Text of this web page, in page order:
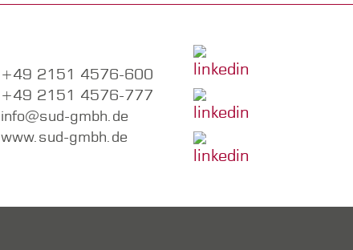
+49 2151 4576-600
+49 2151 4576-777
info@sud-gmbh.de
www.sud-gmbh.de